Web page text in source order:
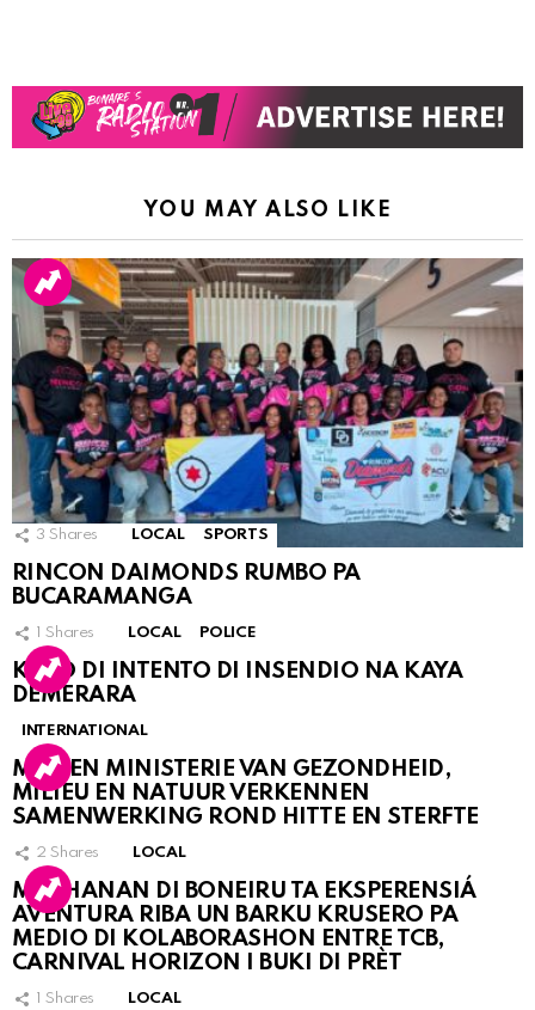
YOU MAY ALSO LIKE
3 Shares LOCAL SPORTS
RINCON DAIMONDS RUMBO PA
BUCARAMANGA
1 Shares LOCAL POLICE
KASO DI INTENTO DI INSENDIO NA KAYA
DEMERARA
INTERNATIONAL
MDC EN MINISTERIE VAN GEZONDHEID,
MILIEU EN NATUUR VERKENNEN
SAMENWERKING ROND HITTE EN STERFTE
2 Shares LOCAL
MUCHANAN DI BONEIRU TA EKSPERENSIÁ
AVENTURA RIBA UN BARKU KRUSERO PA
MEDIO DI KOLABORASHON ENTRE TCB,
CARNIVAL HORIZON I BUKI DI PRÈT
1 Shares LOCAL